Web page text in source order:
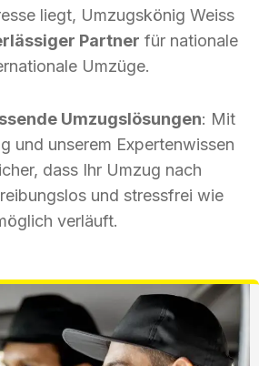
liegt, Umzugskönig Weiss
Partner für nationale
Umzüge.
Umzugslösungen: Mit
und unserem Expertenwissen
dass Ihr Umzug nach
und stressfrei wie
verläuft.